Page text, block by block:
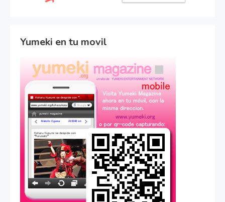
Yumeki en tu movil